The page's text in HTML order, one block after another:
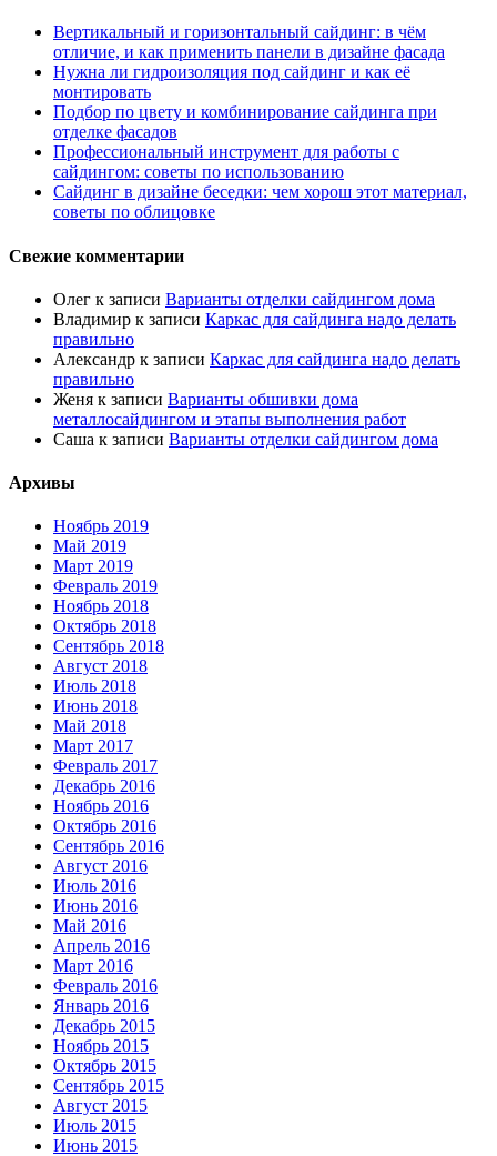
Вертикальный и горизонтальный сайдинг: в чём
отличие, и как применить панели в дизайне фасада
Нужна ли гидроизоляция под сайдинг и как её
монтировать
Подбор по цвету и комбинирование сайдинга при
отделке фасадов
Профессиональный инструмент для работы с
сайдингом: советы по использованию
Сайдинг в дизайне беседки: чем хорош этот материал,
советы по облицовке
Свежие комментарии
Олег к записи Варианты отделки сайдингом дома
Владимир к записи Каркас для сайдинга надо делать
правильно
Александр к записи Каркас для сайдинга надо делать
правильно
Женя к записи Варианты обшивки дома
металлосайдингом и этапы выполнения работ
Саша к записи Варианты отделки сайдингом дома
Архивы
Ноябрь 2019
Май 2019
Март 2019
Февраль 2019
Ноябрь 2018
Октябрь 2018
Сентябрь 2018
Август 2018
Июль 2018
Июнь 2018
Май 2018
Март 2017
Февраль 2017
Декабрь 2016
Ноябрь 2016
Октябрь 2016
Сентябрь 2016
Август 2016
Июль 2016
Июнь 2016
Май 2016
Апрель 2016
Март 2016
Февраль 2016
Январь 2016
Декабрь 2015
Ноябрь 2015
Октябрь 2015
Сентябрь 2015
Август 2015
Июль 2015
Июнь 2015